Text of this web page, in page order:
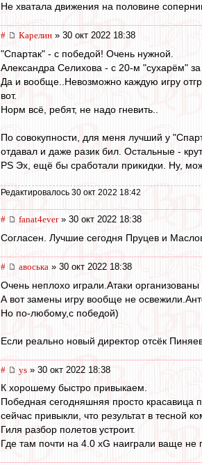
Не хватала движения на половине
# Карелин » 30 окт 2022 18:38
"Спартак" - с победой! Очень нужной.
Александра Селихова - с 20-м "сухарём"
Да и вообще..Невозможно каждую игру
вот.
Норм всё, ребят, не надо гневить..
По совокупности, для меня лучший у
отдавал и даже разик бил. Остальные -
PS Эх, ещё бы сработали прикидки. Ну,
Редактировалось 30 окт 2022 18:42
# fanat4ever» 30 окт 2022 18:38
Согласен. Лучшие сегодня Пруцев и
# авоська » 30 окт 2022 18:38
Очень неплохо играли.Атаки
А вот замены игру вообще не
Но по-любому,c победой)
Если реально новый директор отсёк
# ys » 30 окт 2022 18:38
К хорошему быстро привыкаем.
Победная сегодняшняя просто красавица
сейчас привыкли, что результат в тесной
Гиля разбор полетов устроит.
Где там почти на 4.0 xG наиграли ваще не